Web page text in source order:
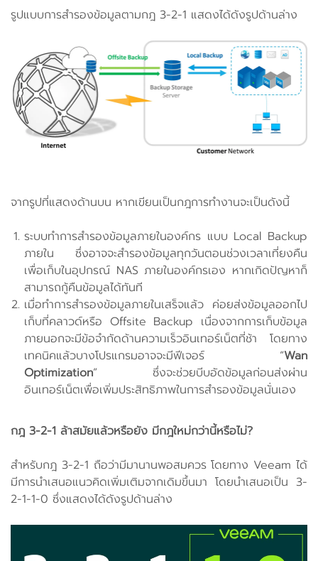
รูปแบบการสำรองข้อมูลตามกฎ 3-2-1 แสดงได้ดังรูปด้านล่าง
จากรูปที่แสดงด้านบน หากเขียนเป็นกฎการทำงานจะเป็นดังนี้
ระบบทำการสำรองข้อมูลภายในองค์กร แบบ Local Backup
ภายใน ซึ่งอาจจะสำรองข้อมูลทุกวันตอนช่วงเวลาเที่ยงคืน
เพื่อเก็บในอุปกรณ์ NAS ภายในองค์กรเอง หากเกิดปัญหาก็
สามารถกู้คืนข้อมูลได้ทันที
เมื่อทำการสำรองข้อมูลภายในเสร็จแล้ว ค่อยส่งข้อมูลออกไป
เก็บที่คลาวด์หรือ Offsite Backup เนื่องจากการเก็บข้อมูล
ภายนอกจะมีข้อจำกัดด้านความเร็วอินเทอร์เน็ตที่ช้า โดยทาง
เทคนิคแล้วบางโปรแกรมอาจจะมีฟีเจอร์ “Wan
Optimization” ซึ่งจะช่วยบีบอัดข้อมูลก่อนส่งผ่าน
อินเทอร์เน็ตเพื่อเพิ่มประสิทธิภาพในการสำรองข้อมูลนั่นเอง
กฎ 3-2-1 ล้าสมัยแล้วหรือยัง มีกฎใหม่กว่านี้หรือไม่?
สำหรับกฎ 3-2-1 ถือว่ามีมานานพอสมควร โดยทาง Veeam ได้
มีการนำเสนอแนวคิดเพิ่มเติมจากเดิมขึ้นมา โดยนำเสนอเป็น 3-
2-1-1-0 ซึ่งแสดงได้ดังรูปด้านล่าง